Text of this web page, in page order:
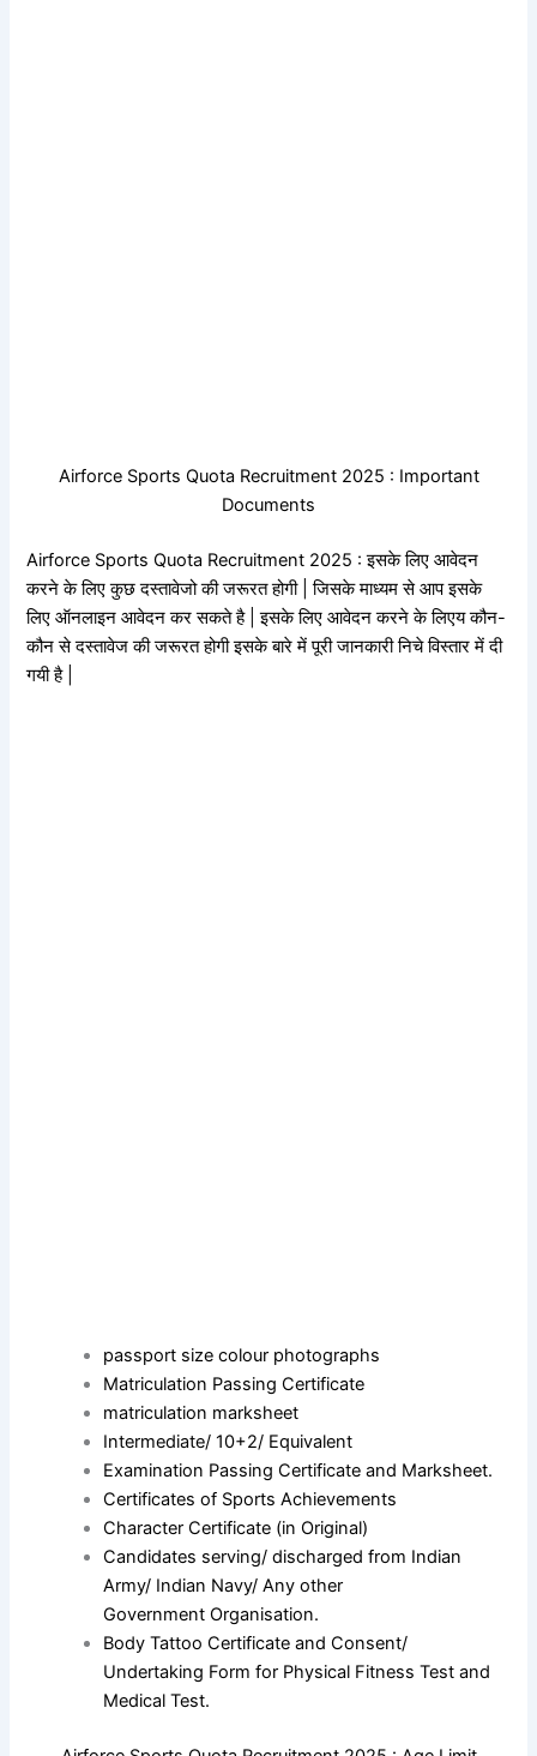
Airforce Sports Quota Recruitment 2025 : Important
Documents
Airforce Sports Quota Recruitment 2025 : इसके लिए आवेदन
करने के लिए कुछ दस्तावेजो की जरूरत होगी | जिसके माध्यम से आप इसके
लिए ऑनलाइन आवेदन कर सकते है | इसके लिए आवेदन करने के लिएय कौन-
कौन से दस्तावेज की जरूरत होगी इसके बारे में पूरी जानकारी निचे विस्तार में दी
गयी है |
passport size colour photographs
Matriculation Passing Certificate
matriculation marksheet
Intermediate/ 10+2/ Equivalent
Examination Passing Certificate and Marksheet.
Certificates of Sports Achievements
Character Certificate (in Original)
Candidates serving/ discharged from Indian
Army/ Indian Navy/ Any other
Government Organisation.
Body Tattoo Certificate and Consent/
Undertaking Form for Physical Fitness Test and
Medical Test.